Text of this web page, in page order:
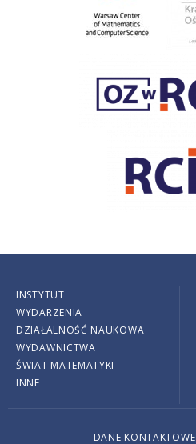
INSTYTUT
WYDARZENIA
DZIAŁALNOŚĆ NAUKOWA
WYDAWNICTWA
ŚWIAT MATEMATYKI
INNE
DANE KONTAKTOWE